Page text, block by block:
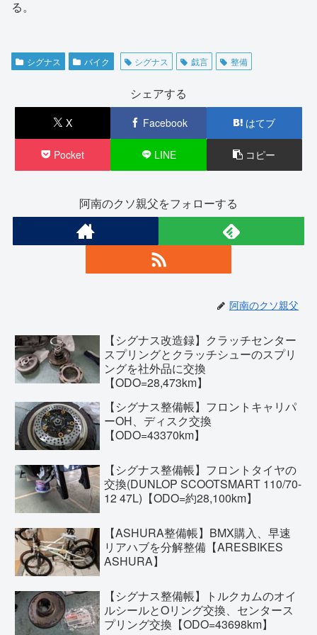
る。
シグナス バイク シグナス 戯言 整備
シェアする
X Facebook はてブ
Pocket LINE コピー
阿南のクソ親父をフォローする
阿南のクソ親父
【シグナス改造録】クラッチセンター
スプリングとクラッチシューのスプリ
ングを社外品に交換
【ODO=28,473km】
【シグナス整備帳】フロントキャリパ
ーOH、ディスク交換
【ODO=43370km】
【シグナス整備帳】フロントタイヤの
交換(DUNLOP SCOOTSMART 110/70-
12 47L)【ODO=約28,100km】
【ASHURA整備帳】BMX購入、早速
リアハブを分解整備【ARESBIKES
ASHURA】
【シグナス整備帳】トルクカムのオイ
ルシールとOリング交換、センタース
プリング交換【ODO=43698km】